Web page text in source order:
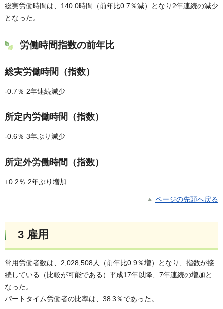
総実労働時間は、140.0時間（前年比0.7％減）となり2年連続の減少
となった。
労働時間指数の前年比
総実労働時間（指数）
-0.7％ 2年連続減少
所定内労働時間（指数）
-0.6％ 3年ぶり減少
所定外労働時間（指数）
+0.2％ 2年ぶり増加
ページの先頭へ戻る
3 雇用
常用労働者数は、2,028,508人（前年比0.9％増）となり、指数が接
続している（比較が可能である）平成17年以降、7年連続の増加と
なった。
パートタイム労働者の比率は、38.3％であった。